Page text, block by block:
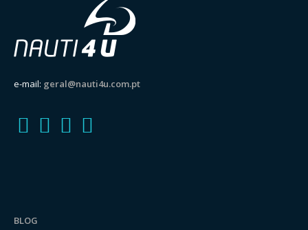
e-mail: geral@nauti4u.com.pt
BLOG